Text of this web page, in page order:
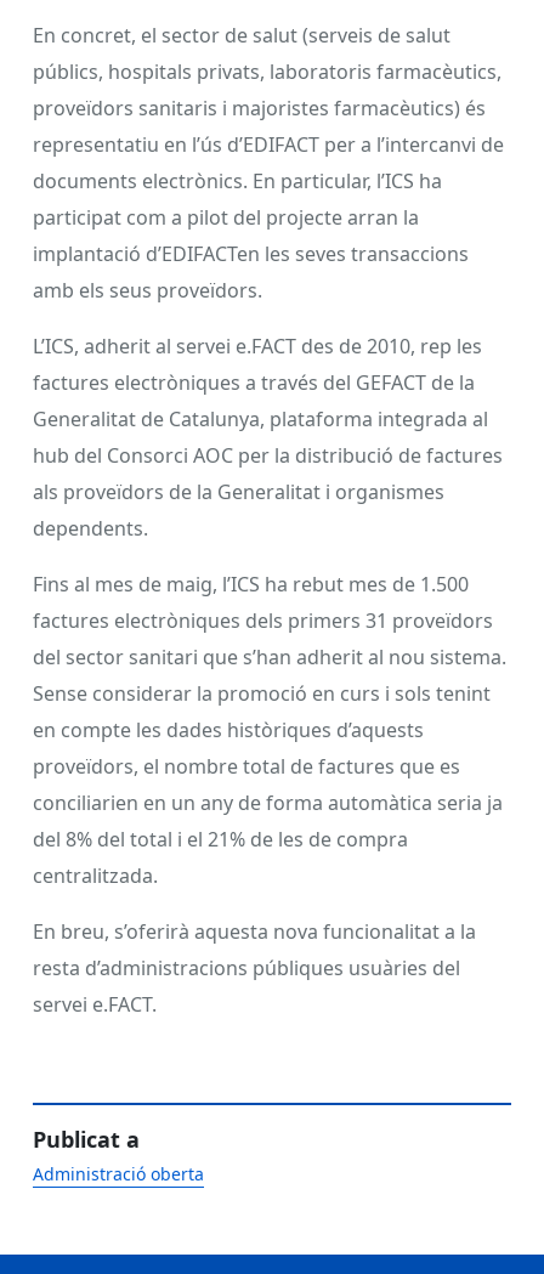
En concret, el sector de salut (serveis de salut
públics, hospitals privats, laboratoris farmacèutics,
proveïdors sanitaris i majoristes farmacèutics) és
representatiu en l’ús d’EDIFACT per a l’intercanvi de
documents electrònics. En particular, l’ICS ha
participat com a pilot del projecte arran la
implantació d’EDIFACTen les seves transaccions
amb els seus proveïdors.
L’ICS, adherit al servei e.FACT des de 2010, rep les
factures electròniques a través del GEFACT de la
Generalitat de Catalunya, plataforma integrada al
hub del Consorci AOC per la distribució de factures
als proveïdors de la Generalitat i organismes
dependents.
Fins al mes de maig, l’ICS ha rebut mes de 1.500
factures electròniques dels primers 31 proveïdors
del sector sanitari que s’han adherit al nou sistema.
Sense considerar la promoció en curs i sols tenint
en compte les dades històriques d’aquests
proveïdors, el nombre total de factures que es
conciliarien en un any de forma automàtica seria ja
del 8% del total i el 21% de les de compra
centralitzada.
En breu, s’oferirà aquesta nova funcionalitat a la
resta d’administracions públiques usuàries del
servei e.FACT.
Publicat a
Administració oberta